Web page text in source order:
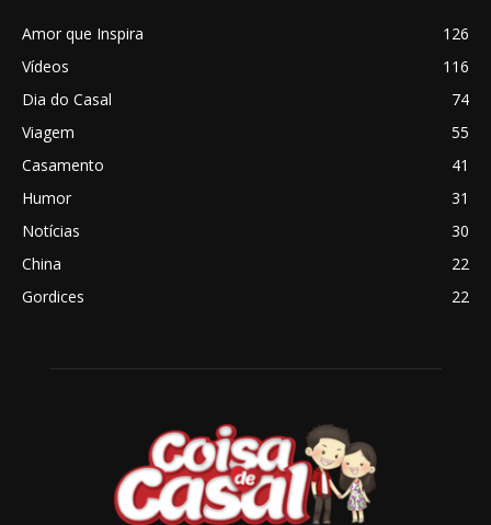
Amor que Inspira
126
Vídeos
116
Dia do Casal
74
Viagem
55
Casamento
41
Humor
31
Notícias
30
China
22
Gordices
22